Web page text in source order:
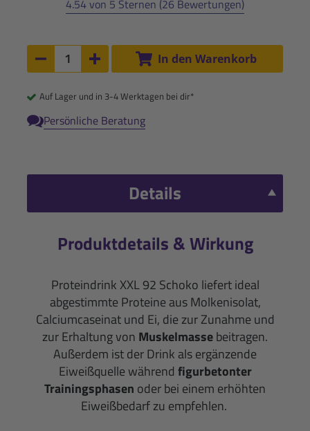
4.54 von 5 Sternen (26 Bewertungen)
Anzahl:
Anzahl um 1 verringern
Anzahl um 1 erhöhen
In den Warenkorb
Auf Lager und in 3-4 Werktagen bei dir*
Persönliche Beratung
Details
Produktdetails & Wirkung
Proteindrink XXL 92 Schoko liefert ideal
abgestimmte Proteine aus Molkenisolat,
Calciumcaseinat und Ei, die zur Zunahme und
zur Erhaltung von Muskelmassebeitragen.
Außerdem ist der Drink als ergänzende
Eiweißquelle während figurbetonter
Trainingsphasen oder bei einem erhöhten
Eiweißbedarf zu empfehlen.